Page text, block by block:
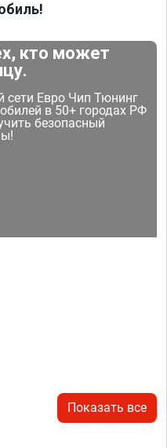
кто может
сети Евро Чип Тюнинг
в 50+ городах РФ
безопасный
Показать все